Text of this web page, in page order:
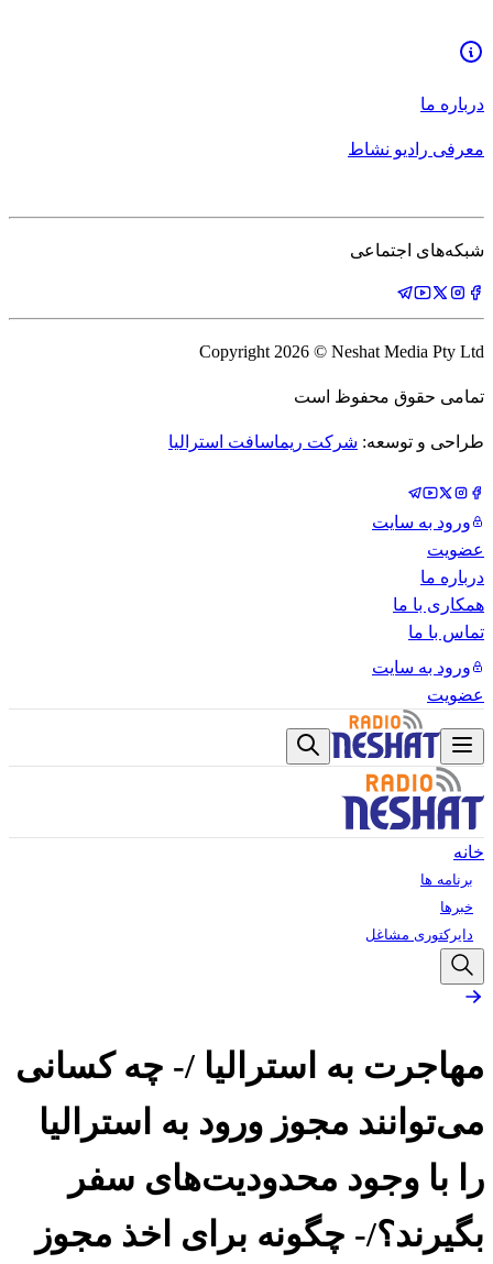
درباره ما
معرفی رادیو نشاط
شبکه‌های اجتماعی
Copyright 2026 © Neshat Media Pty Ltd
تمامی حقوق محفوظ است
طراحی و توسعه: شرکت ریماسافت استرالیا
ورود به سایت
عضویت
درباره ما
همکاری با ما
تماس با ما
ورود به سایت
عضویت
خانه
برنامه ها
خبرها
دایرکتوری مشاغل
مهاجرت به استرالیا /- چه کسانی
می‌توانند مجوز ورود به استرالیا
را با وجود محدودیت‌های سفر
بگیرند؟/- چگونه برای اخذ مجوز